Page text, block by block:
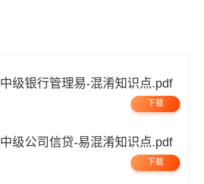
中级银行管理易-混淆知识点.pdf
下载
中级公司信贷-易混淆知识点.pdf
下载